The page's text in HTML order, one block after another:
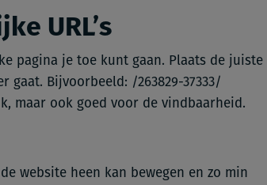
URL’s
pagina je toe kunt gaan. Plaats de juiste
gaat. Bijvoorbeeld: /263829-37333/
maar ook goed voor de vindbaarheid.
website heen kan bewegen en zo min